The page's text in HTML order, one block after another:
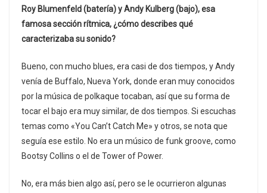
Roy Blumenfeld (batería) y Andy Kulberg (bajo), esa
famosa sección rítmica, ¿cómo describes qué
caracterizaba su sonido?
Bueno, con mucho blues, era casi de dos tiempos, y Andy
venía de Buffalo, Nueva York, donde eran muy conocidos
por la música de polkaque tocaban, así que su forma de
tocar el bajo era muy similar, de dos tiempos. Si escuchas
temas como «You Can’t Catch Me» y otros, se nota que
seguía ese estilo. No era un músico de funk groove, como
Bootsy Collins o el de Tower of Power.
No, era más bien algo así, pero se le ocurrieron algunas